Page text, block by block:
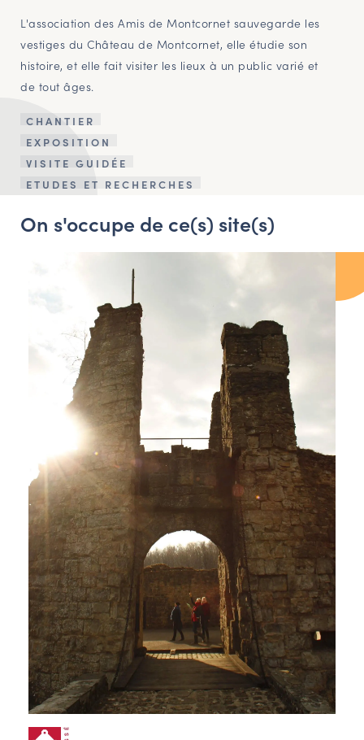
L'association des Amis de Montcornet sauvegarde les
vestiges du Château de Montcornet, elle étudie son
histoire, et elle fait visiter les lieux à un public varié et
de tout âges.
CHANTIER
EXPOSITION
VISITE GUIDÉE
ETUDES ET RECHERCHES
On s'occupe de ce(s) site(s)